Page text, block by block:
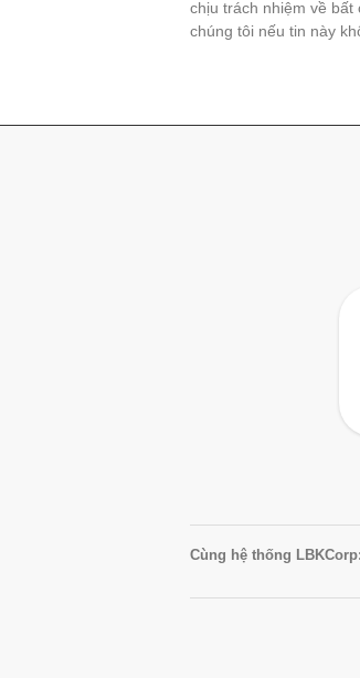
chịu trách nhiệm về bất
chúng tôi nếu tin này
Cùng hệ thống LBKCorp: